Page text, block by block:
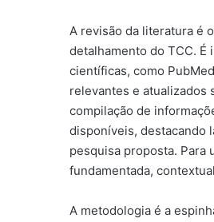
A revisão da literatura é
detalhamento do TCC.
científicas, como
relevantes e atualizados
compilação de
disponíveis, destacando
pesquisa proposta. Para
fundamentada,
A metodologia é a